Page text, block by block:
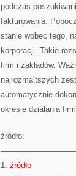
podczas
fakturowania.
stanie wobec tego,
korporacji. Takie
firm i zakładów.
najrozmaitszych
automatycznie
okresie działania
źródło:
1. źródło